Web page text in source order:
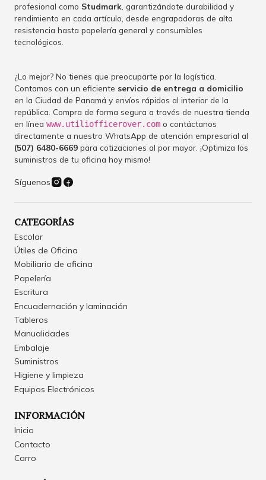
profesional como Studmark , garantizándote durabilidad y
rendimiento en cada artículo, desde engrapadoras de alta
resistencia hasta papelería general y consumibles
tecnológicos.
¿Lo mejor? No tienes que preocuparte por la logística.
Contamos con un eficiente servicio de entrega a domicilio
en la Ciudad de Panamá y envíos rápidos al interior de la
república. Compra de forma segura a través de nuestra tienda
en línea www.utiliofficerover.com o contáctanos
directamente a nuestro WhatsApp de atención empresarial al
(507) 6480-6669 para cotizaciones al por mayor. ¡Optimiza los
suministros de tu oficina hoy mismo!
Síguenos
CATEGORÍAS
Escolar
Útiles de Oficina
Mobiliario de oficina
Papelería
Escritura
Encuadernación y laminación
Tableros
Manualidades
Embalaje
Suministros
Higiene y limpieza
Equipos Electrónicos
INFORMACIÓN
Inicio
Contacto
Carro